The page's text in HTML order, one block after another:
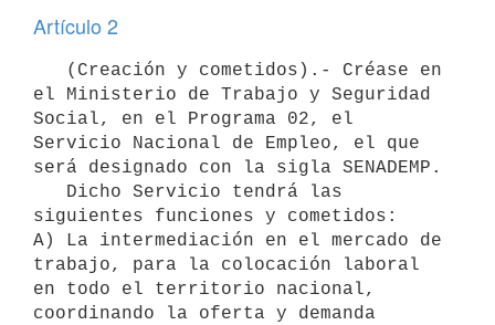
Artículo 2
el Ministerio de Trabajo y Seguridad
Social, en el Programa 02, el
Servicio Nacional de Empleo, el que
será designado con la sigla SENADEMP.
siguientes funciones y cometidos:
A) La intermediación en el mercado de
trabajo, para la colocación laboral
en todo el territorio nacional,
coordinando la oferta y demanda